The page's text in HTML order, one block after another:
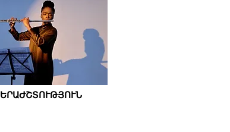
ԵՐԱԺՇՏՈՒԹՅՈՒՆ